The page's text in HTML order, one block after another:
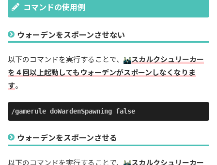
コマンドの使用例
ウォーデンをスポーンさせない
以下のコマンドを実行することで、
スカルクシュリーカー
を４回以上起動してもウォーデンがスポーンしなくなりま
す。
/gamerule doWardenSpawning false
ウォーデンをスポーンさせる
以下のコマンドを実行することで、
スカルクシュリーカー